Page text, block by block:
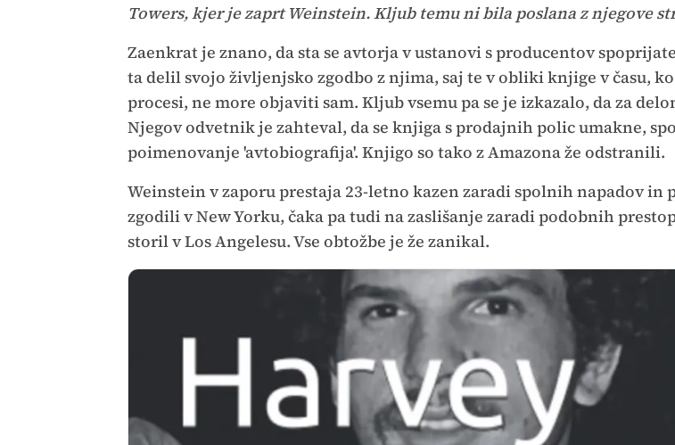
Towers, kjer je zaprt Weinstein. Kljub temu ni bila poslana z njegove
Zaenkrat je znano, da sta se avtorja v ustanovi s producentov
ta delil svojo življenjsko zgodbo z njima, saj te v obliki knjige v času,
procesi, ne more objaviti sam. Kljub vsemu pa se je izkazalo, da za
Njegov odvetnik je zahteval, da se knjiga s prodajnih polic umakne,
poimenovanje 'avtobiografija'. Knjigo so tako z Amazona že odstranili.
Weinstein v zaporu prestaja 23-letno kazen zaradi spolnih napadov in
zgodili v New Yorku, čaka pa tudi na zaslišanje zaradi podobnih
storil v Los Angelesu. Vse obtožbe je že zanikal.